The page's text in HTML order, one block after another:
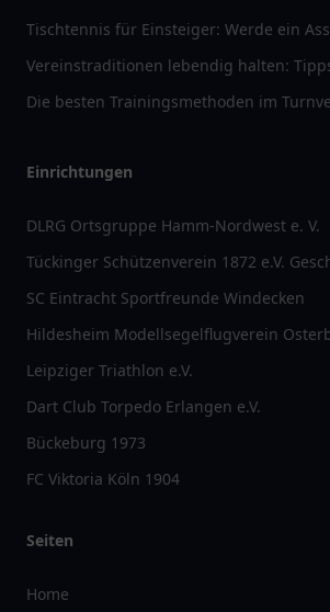
Tischtennis für Einsteiger: Werde ein
Vereinstraditionen lebendig halten:
Die besten Trainingsmethoden im
Einrichtungen
DLRG Ortsgruppe Hamm-Nordwest e. V.
Tückinger Schützenverein 1872 e.V.
SC Eintracht Sportfreunde Windecken
Hildesheim Modellsegelflugverein
Leipziger Triathlon e.V.
Dart Club Torpedo Erlangen e.V.
Bückeburg 1973
FC Viktoria Köln 1904
Seiten
Home